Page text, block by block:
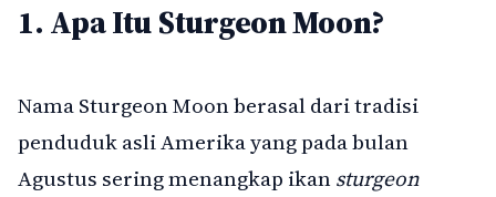
1. Apa Itu Sturgeon Moon?
Nama Sturgeon Moon berasal dari tradisi
penduduk asli Amerika yang pada bulan
Agustus sering menangkap ikansturgeon